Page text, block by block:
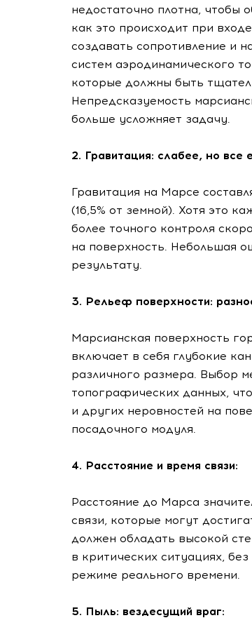
недостаточно плотна, чтобы
как это происходит при
создавать сопротивление и
систем аэродинамического
которые должны быть
Непредсказуемость
больше усложняет задачу.
2. Гравитация: слабее, но все
Гравитация на Марсе
(16,5% от земной). Хотя это
более точного контроля
на поверхность. Небольшая
результату.
3. Рельеф поверхности:
Марсианская поверхность
включает в себя глубокие
различного размера. Выбор
топографических данных,
и других неровностей на
посадочного модуля.
4. Расстояние и время связи:
Расстояние до Марса
связи, которые могут
должен обладать высокой
в критических ситуациях,
режиме реального времени.
5. Пыль: вездесущий враг: